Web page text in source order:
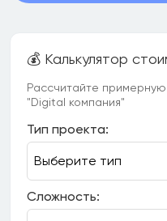
💰 Калькулятор
Рассчитайте примерную
"Digital компания"
Тип проекта:
Сложность: